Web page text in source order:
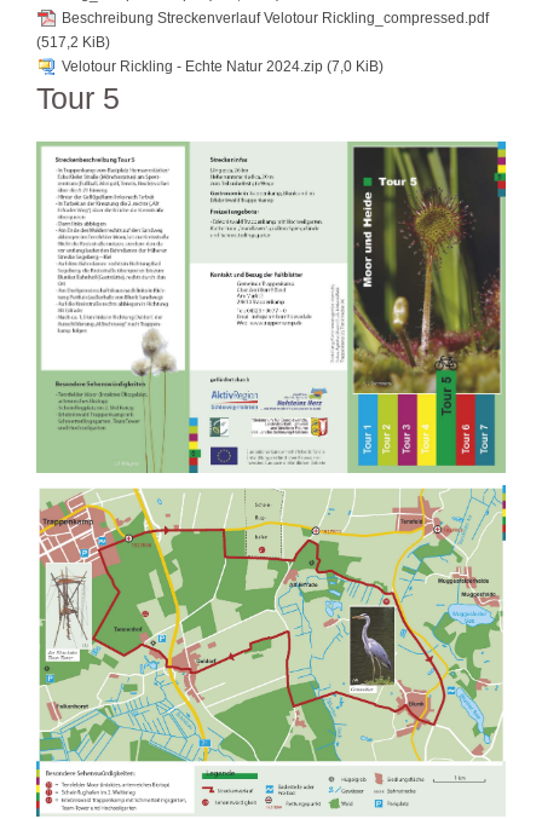
Beschreibung Streckenverlauf Velotour Rickling_compressed.pdf
(517,2 KiB)
Velotour Rickling - Echte Natur 2024.zip (7,0 KiB)
Tour 5